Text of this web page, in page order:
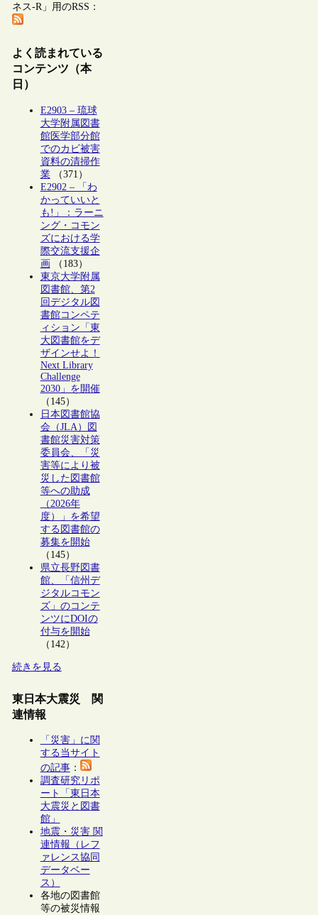
ネス-R」用のRSS：
よく読まれている
コンテンツ（本
日）
E2903 – 琉球
大学附属図書
館医学部分館
でのカビ被害
資料の清掃作
業（371）
E2902 – 「わ
かっていいと
も!」：ラーニ
ング・コモン
ズにおける学
際交流支援企
画（183）
東京大学附属
図書館、第2
回デジタル図
書館コンペテ
ィション「東
大図書館をデ
ザインせよ！
Next Library
Challenge
2030」を開催
（145）
日本図書館協
会（JLA）図
書館災害対策
委員会、「災
害等により被
災した図書館
等への助成
（2026年
度）」を希望
する図書館の
募集を開始
（145）
県立長野図書
館、「信州デ
ジタルコモン
ズ」のコンテ
ンツにDOIの
付与を開始
（142）
続きを見る
東日本大震災 関
連情報
「災害」に関
する当サイト
の記事：
調査研究リポ
ート「東日本
大震災と図書
館」
地震・災害 関
連情報（レフ
ァレンス協同
データベー
ス）
各地の図書館
等の被災情報